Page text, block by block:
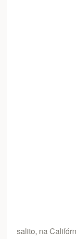
salito, na